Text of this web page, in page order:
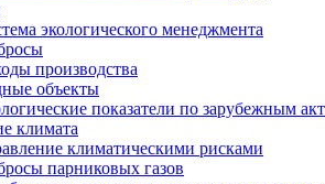
экологического менеджмента
производства
объекты
показатели по зарубежным
климата
климатическими рисками
парниковых газов